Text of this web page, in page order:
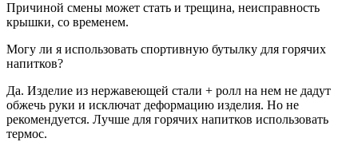
Причиной смены может стать и трещина, неисправность
крышки, со временем.
Могу ли я использовать спортивную бутылку для горячих
напитков?
Да. Изделие из нержавеющей стали + ролл на нем не дадут
обжечь руки и исключат деформацию изделия. Но не
рекомендуется. Лучше для горячих напитков использовать
термос.